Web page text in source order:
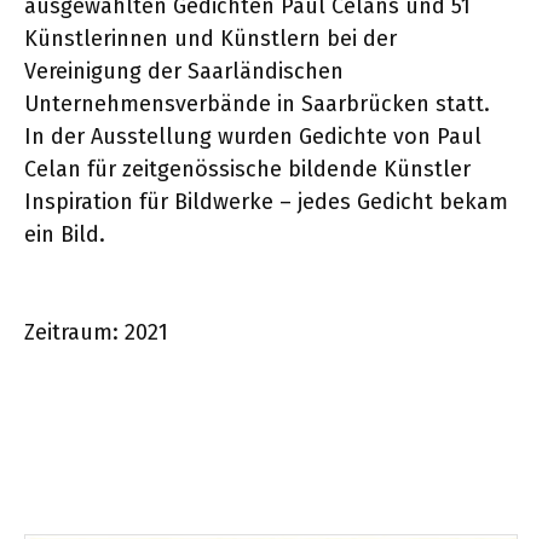
ausgewählten Gedichten Paul Celans und 51
Künstlerinnen und Künstlern bei der
Vereinigung der Saarländischen
Unternehmensverbände in Saarbrücken statt.
In der Ausstellung wurden Gedichte von Paul
Celan für zeitgenössische bildende Künstler
Inspiration für Bildwerke – jedes Gedicht bekam
ein Bild.
Zeitraum: 2021